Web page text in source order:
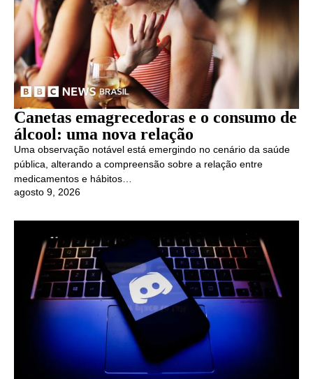
Canetas emagrecedoras e o consumo de
álcool: uma nova relação
Uma observação notável está emergindo no cenário da saúde
pública, alterando a compreensão sobre a relação entre
medicamentos e hábitos…
agosto 9, 2026